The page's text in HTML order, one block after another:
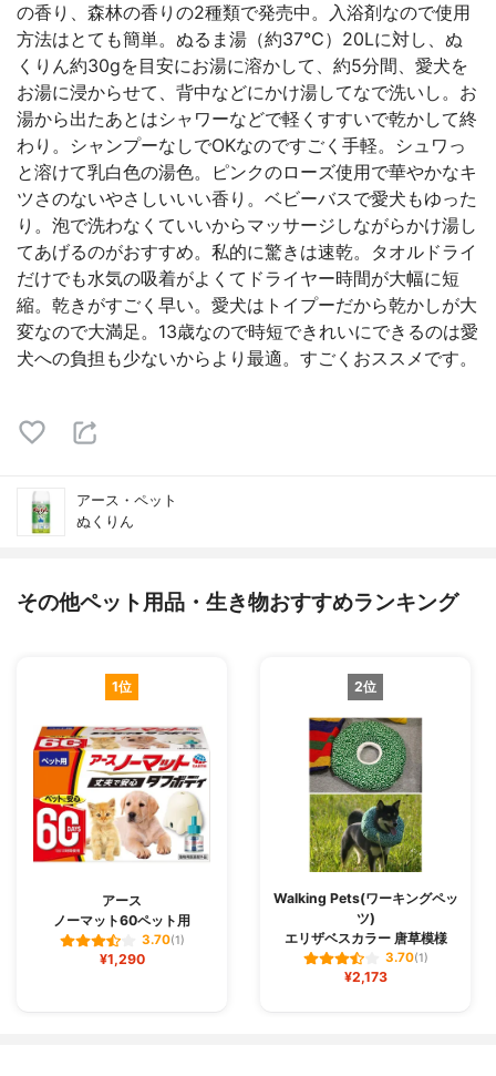
の香り、森林の香りの2種類で発売中。入浴剤なので使用
方法はとても簡単。ぬるま湯（約37℃）20Lに対し、ぬ
くりん約30gを目安にお湯に溶かして、約5分間、愛犬を
お湯に浸からせて、背中などにかけ湯してなで洗いし。お
湯から出たあとはシャワーなどで軽くすすいで乾かして終
わり。シャンプーなしでOKなのですごく手軽。シュワっ
と溶けて乳白色の湯色。ピンクのローズ使用で華やかなキ
ツさのないやさしいいい香り。ベビーバスで愛犬もゆった
り。泡で洗わなくていいからマッサージしながらかけ湯し
てあげるのがおすすめ。私的に驚きは速乾。タオルドライ
だけでも水気の吸着がよくてドライヤー時間が大幅に短
縮。乾きがすごく早い。愛犬はトイプーだから乾かしが大
変なので大満足。13歳なので時短できれいにできるのは愛
犬への負担も少ないからより最適。すごくおススメです。
アース・ペット
ぬくりん
その他ペット用品・生き物おすすめランキング
1位
アース
ノーマット60ペット用
3.70(1)
¥1,290
2位
Walking Pets(ワーキングペッ
ツ)
エリザベスカラー 唐草模様
3.70(1)
¥2,173